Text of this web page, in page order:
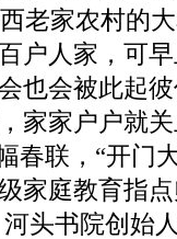
老家农村的
户人家，可
也会被此起
家家户户就
春联，“开门
家庭教育指
头书院创始